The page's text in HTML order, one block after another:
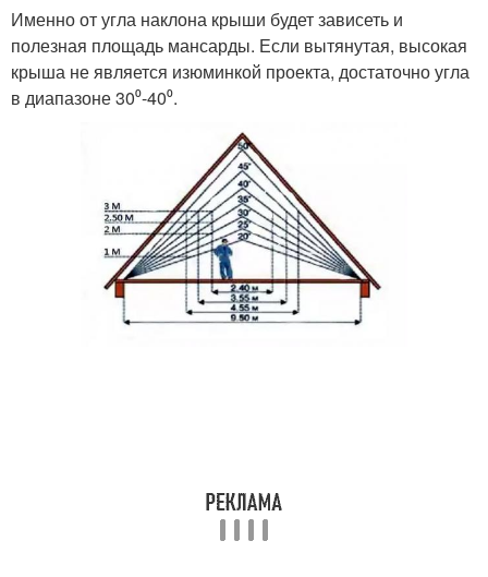
Именно от угла наклона крыши будет зависеть и
полезная площадь мансарды. Если вытянутая, высокая
крыша не является изюминкой проекта, достаточно угла
в диапазоне 30⁰-40⁰.